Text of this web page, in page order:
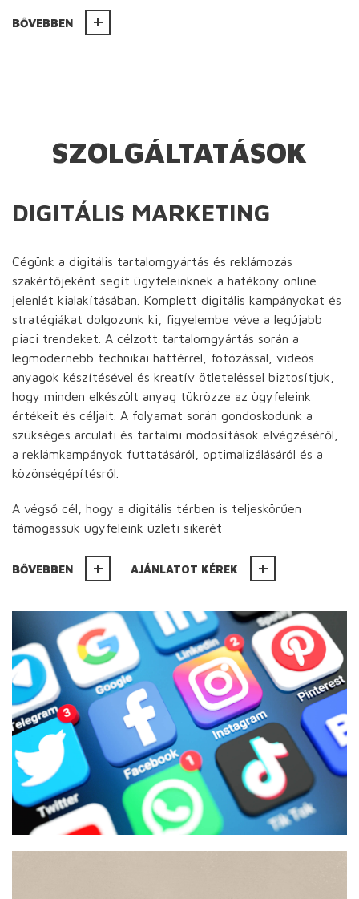
BŐVEBBEN
SZOLGÁLTATÁSOK
DIGITÁLIS MARKETING
Cégünk a digitális tartalomgyártás és reklámozás
szakértőjeként segít ügyfeleinknek a hatékony online
jelenlét kialakításában. Komplett digitális kampányokat és
stratégiákat dolgozunk ki, figyelembe véve a legújabb
piaci trendeket. A célzott tartalomgyártás során a
legmodernebb technikai háttérrel, fotózással, videós
anyagok készítésével és kreatív ötleteléssel biztosítjuk,
hogy minden elkészült anyag tükrözze az ügyfeleink
értékeit és céljait. A folyamat során gondoskodunk a
szükséges arculati és tartalmi módosítások elvégzéséről,
a reklámkampányok futtatásáról, optimalizálásáról és a
közönségépítésről.
A végső cél, hogy a digitális térben is teljeskörűen
támogassuk ügyfeleink üzleti sikerét
BŐVEBBEN AJÁNLATOT KÉREK